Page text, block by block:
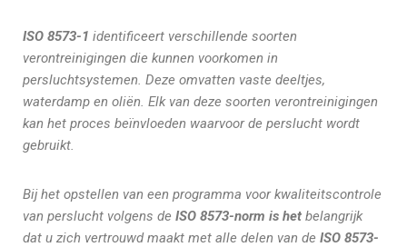
ISO 8573-1 identificeert verschillende soorten
verontreinigingen die kunnen voorkomen in
persluchtsystemen. Deze omvatten vaste deeltjes,
waterdamp en oliën. Elk van deze soorten verontreinigingen
kan het proces beïnvloeden waarvoor de perslucht wordt
gebruikt.
Bij het opstellen van een programma voor kwaliteitscontrole
van perslucht volgens de ISO 8573-norm is het belangrijk
dat u zich vertrouwd maakt met alle delen van de ISO 8573-